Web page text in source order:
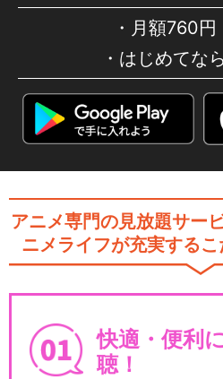
詩
月額760円
はじめてな
アニメ専門の見放題サー
ニメライフが充実するこ
快適・便利
聴！